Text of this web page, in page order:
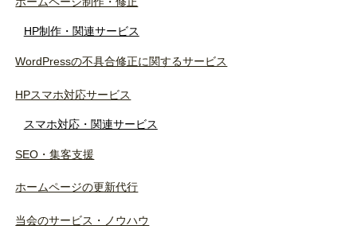
HP制作・関連サービス
WordPressの不具合修正に関するサービス
HPスマホ対応サービス
スマホ対応・関連サービス
SEO・集客支援
ホームページの更新代行
当会のサービス・ノウハウ